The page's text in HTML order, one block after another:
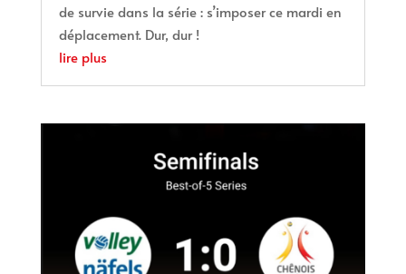
de survie dans la série : s’imposer ce mardi en
déplacement. Dur, dur !
lire plus